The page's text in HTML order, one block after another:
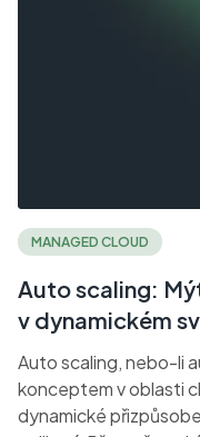
MANAGED CLOUD
Auto scaling:
v dynamickém
Auto scaling, nebo-li
konceptem v oblasti
dynamické